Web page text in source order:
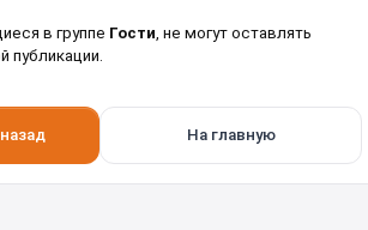
в группе Гости, не могут оставлять
публикации.
На главную